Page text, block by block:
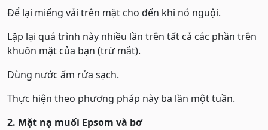
Để lại miếng vải trên mặt cho đến khi nó nguội.
Lặp lại quá trình này nhiều lần trên tất cả các phần trên
khuôn mặt của bạn (trừ mắt).
Dùng nước ấm rửa sạch.
Thực hiện theo phương pháp này ba lần một tuần.
2. Mặt nạ muối Epsom và bơ